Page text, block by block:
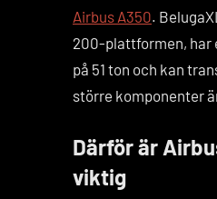
Airbus A350.
200-plattformen, har
på 51 ton och kan
större komponenter
Därför är
viktig